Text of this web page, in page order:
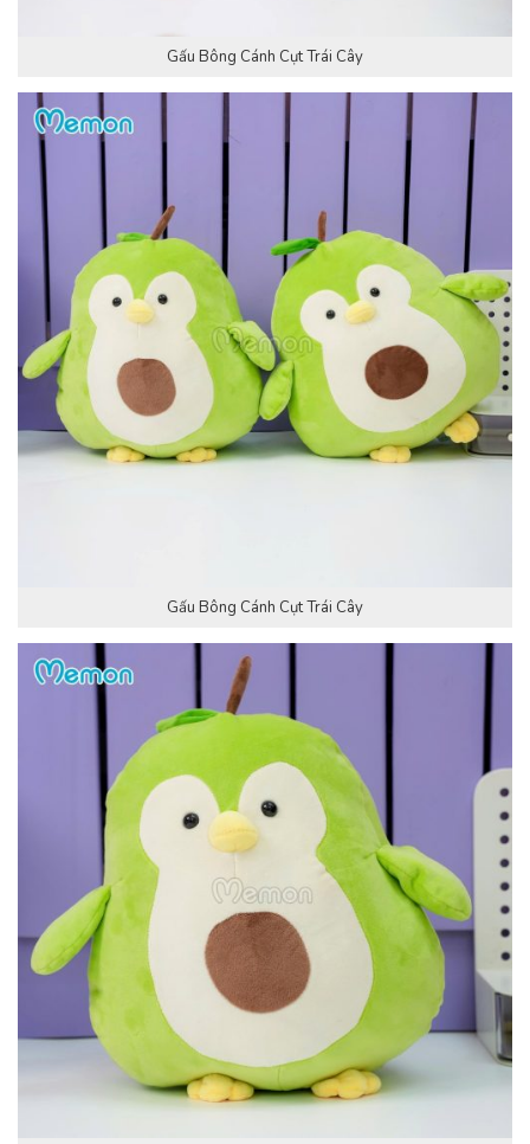
Gấu Bông Cánh Cụt Trái Cây
Gấu Bông Cánh Cụt Trái Cây